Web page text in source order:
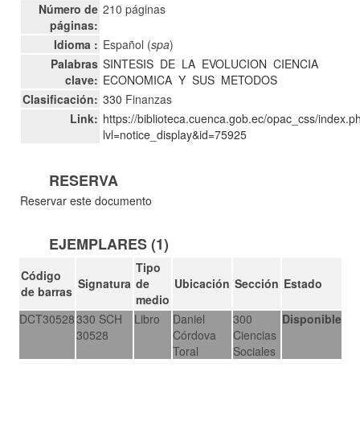
Número de
páginas:
210 páginas
Idioma : Español (spa)
Palabras
clave:
SINTESIS DE LA EVOLUCION CIENCIA
ECONOMICA Y SUS METODOS
Clasificación: 330 Finanzas
Link: https://biblioteca.cuenca.gob.ec/opac_css/
lvl=notice_display&id=75925
RESERVA
Reservar este documento
EJEMPLARES (1)
Código
de barras Signatura
Tipo
de
medio
Ubicación Sección Estado
DCT30528330 SCH
30528
Libro
Daniel
Córdova
Toral
300
Ciencias
Sociales
Disponible